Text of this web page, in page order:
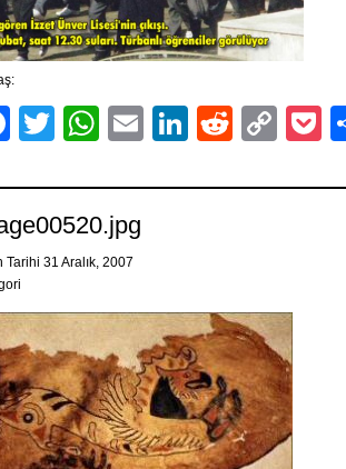
Facebook
TwitterWhatsApp
EmailLinkedIn
Reddit
Tarihi 31 Aralık, 2007